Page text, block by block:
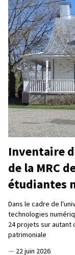
Inventaire
de la MRC
étudiantes
Dans le cadre de
technologies
24 projets sur autant
patrimoniale
— 22 juin 2026